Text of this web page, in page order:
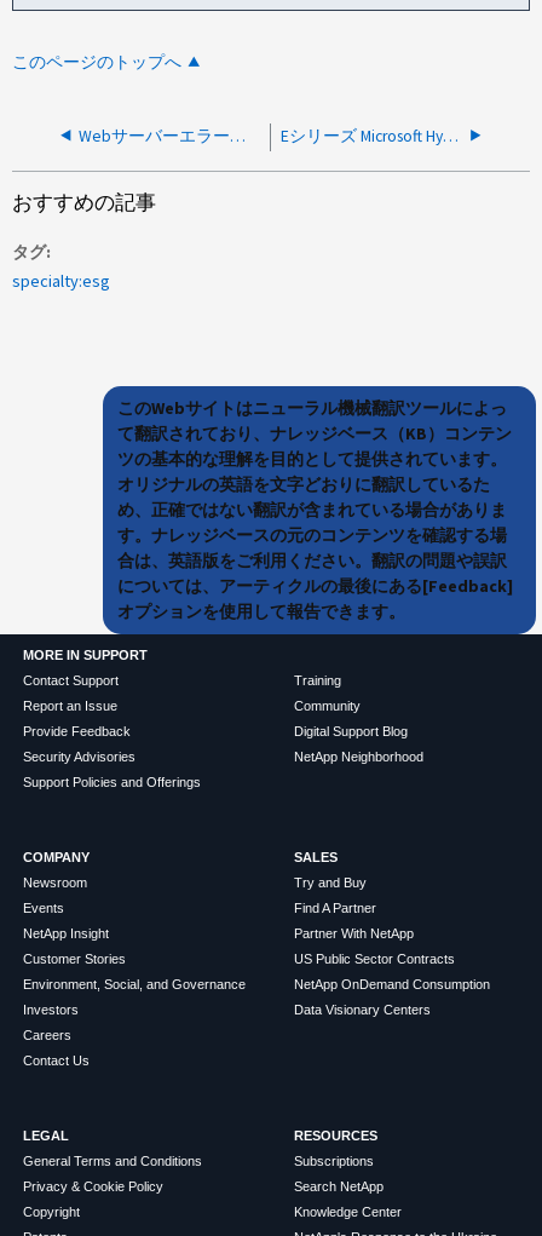
このページのトップへ
WebサーバーエラーコードHTTP 422により、SANtricity System ManagerでEシリーズコントローラをオフラインにできない Eシリーズ Microsoft Hyper-V クラスター共有ボリュームの切断
おすすめの記事
タグ
specialty:esg
このWebサイトはニューラル機械翻訳ツールによっ
て翻訳されており、ナレッジベース（KB）コンテン
ツの基本的な理解を目的として提供されています。
オリジナルの英語を文字どおりに翻訳しているた
め、正確ではない翻訳が含まれている場合がありま
す。ナレッジベースの元のコンテンツを確認する場
合は、英語版をご利用ください。翻訳の問題や誤訳
については、アーティクルの最後にある[Feedback]
オプションを使用して報告できます。
MORE IN SUPPORT
Contact Support
Report an Issue
Provide Feedback
Security Advisories
Support Policies and Offerings
Training
Community
Digital Support Blog
NetApp Neighborhood
COMPANY
Newsroom
Events
NetApp Insight
Customer Stories
Environment, Social, and Governance
Investors
Careers
Contact Us
SALES
Try and Buy
Find A Partner
Partner With NetApp
US Public Sector Contracts
NetApp OnDemand Consumption
Data Visionary Centers
LEGAL
General Terms and Conditions
Privacy & Cookie Policy
Copyright
RESOURCES
Subscriptions
Search NetApp
Knowledge Center